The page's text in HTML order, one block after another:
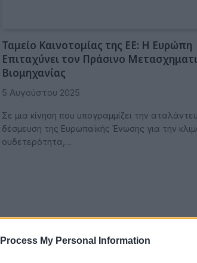
My Personal Information
Ταμείο Καινοτομίας της ΕΕ: Η Ευρώπη
Επιταχύνει τον Πράσινο
Βιομηχανίας
5 Αυγούστου 2025
Σε μια κίνηση που υπογραμμίζει την
δέσμευση της Ευρωπαϊκής Ένωσης για την
ουδετερότητα,…